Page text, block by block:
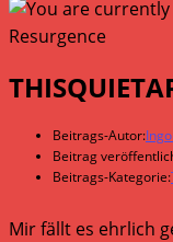
Beitrags-Autor:
Beitrag
Beitrags-Kategorie:
Mir fällt es ehrlich